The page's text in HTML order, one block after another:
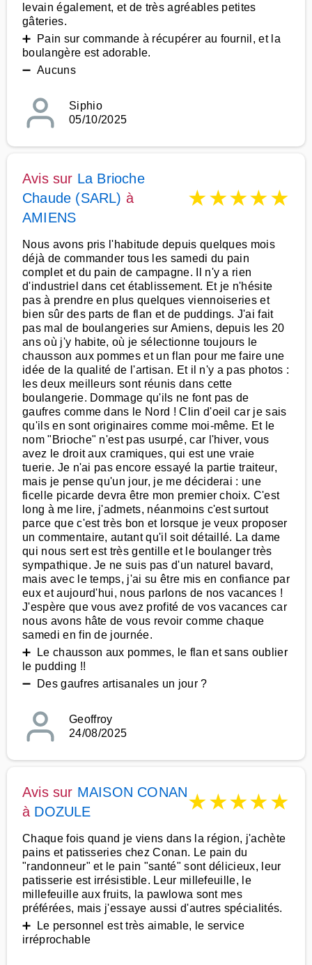
levain également, et de très agréables petites
gâteries.
➕ Pain sur commande à récupérer au fournil, et la
boulangère est adorable.
➖ Aucuns
Siphio
05/10/2025
Avis sur La Brioche
Chaude (SARL) à
AMIENS
★★★★★
Nous avons pris l'habitude depuis quelques mois
déjà de commander tous les samedi du pain
complet et du pain de campagne. Il n'y a rien
d'industriel dans cet établissement. Et je n'hésite
pas à prendre en plus quelques viennoiseries et
bien sûr des parts de flan et de puddings. J'ai fait
pas mal de boulangeries sur Amiens, depuis les 20
ans où j'y habite, où je sélectionne toujours le
chausson aux pommes et un flan pour me faire une
idée de la qualité de l'artisan. Et il n'y a pas photos :
les deux meilleurs sont réunis dans cette
boulangerie. Dommage qu'ils ne font pas de
gaufres comme dans le Nord ! Clin d'oeil car je sais
qu'ils en sont originaires comme moi-même. Et le
nom "Brioche" n'est pas usurpé, car l'hiver, vous
avez le droit aux cramiques, qui est une vraie
tuerie. Je n'ai pas encore essayé la partie traiteur,
mais je pense qu'un jour, je me déciderai : une
ficelle picarde devra être mon premier choix. C'est
long à me lire, j'admets, néanmoins c'est surtout
parce que c'est très bon et lorsque je veux proposer
un commentaire, autant qu'il soit détaillé. La dame
qui nous sert est très gentille et le boulanger très
sympathique. Je ne suis pas d'un naturel bavard,
mais avec le temps, j'ai su être mis en confiance par
eux et aujourd'hui, nous parlons de nos vacances !
J'espère que vous avez profité de vos vacances car
nous avons hâte de vous revoir comme chaque
samedi en fin de journée.
➕ Le chausson aux pommes, le flan et sans oublier
le pudding !!
➖ Des gaufres artisanales un jour ?
Geoffroy
24/08/2025
Avis sur MAISON CONAN
à DOZULE ★★★★★
Chaque fois quand je viens dans la région, j'achète
pains et patisseries chez Conan. Le pain du
"randonneur" et le pain "santé" sont délicieux, leur
patisserie est irrésistible. Leur millefeuille, le
millefeuille aux fruits, la pawlowa sont mes
préférées, mais j'essaye aussi d'autres spécialités.
➕ Le personnel est très aimable, le service
irréprochable